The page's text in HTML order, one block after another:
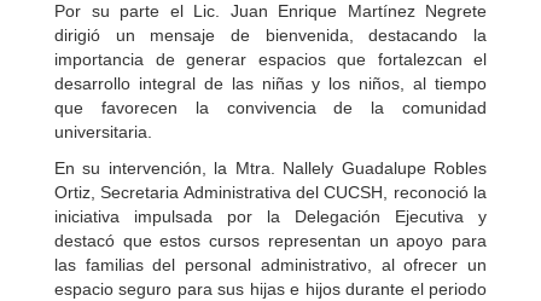
Por su parte el Lic. Juan Enrique Martínez Negrete
dirigió un mensaje de bienvenida, destacando la
importancia de generar espacios que fortalezcan el
desarrollo integral de las niñas y los niños, al tiempo
que favorecen la convivencia de la comunidad
universitaria.
En su intervención, la Mtra. Nallely Guadalupe Robles
Ortiz, Secretaria Administrativa del CUCSH, reconoció la
iniciativa impulsada por la Delegación Ejecutiva y
destacó que estos cursos representan un apoyo para
las familias del personal administrativo, al ofrecer un
espacio seguro para sus hijas e hijos durante el periodo